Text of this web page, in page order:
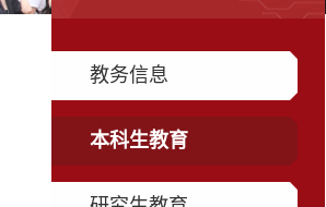
教务信息
本科生教育